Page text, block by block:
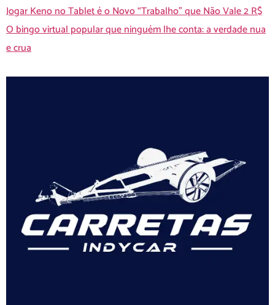
Jogar Keno no Tablet é o Novo “Trabalho” que Não Vale 2 R$
O bingo virtual popular que ninguém lhe conta: a verdade nua
e crua